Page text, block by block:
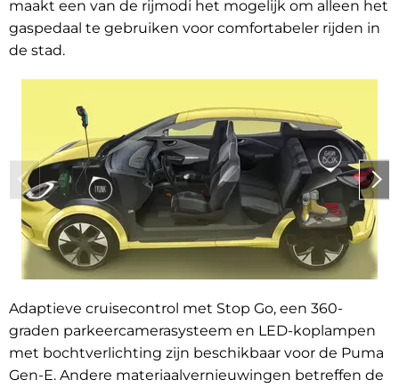
maakt een van de rijmodi het mogelijk om alleen het
gaspedaal te gebruiken voor comfortabeler rijden in
de stad.
Adaptieve cruisecontrol met Stop Go, een 360-
graden parkeercamerasysteem en LED-koplampen
met bochtverlichting zijn beschikbaar voor de Puma
Gen-E. Andere materiaalvernieuwingen betreffen de